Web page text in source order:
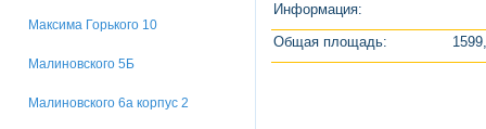
Максима Горького 10
Малиновского 5Б
Малиновского 6а корпус 2
Информация:
Общая площадь: